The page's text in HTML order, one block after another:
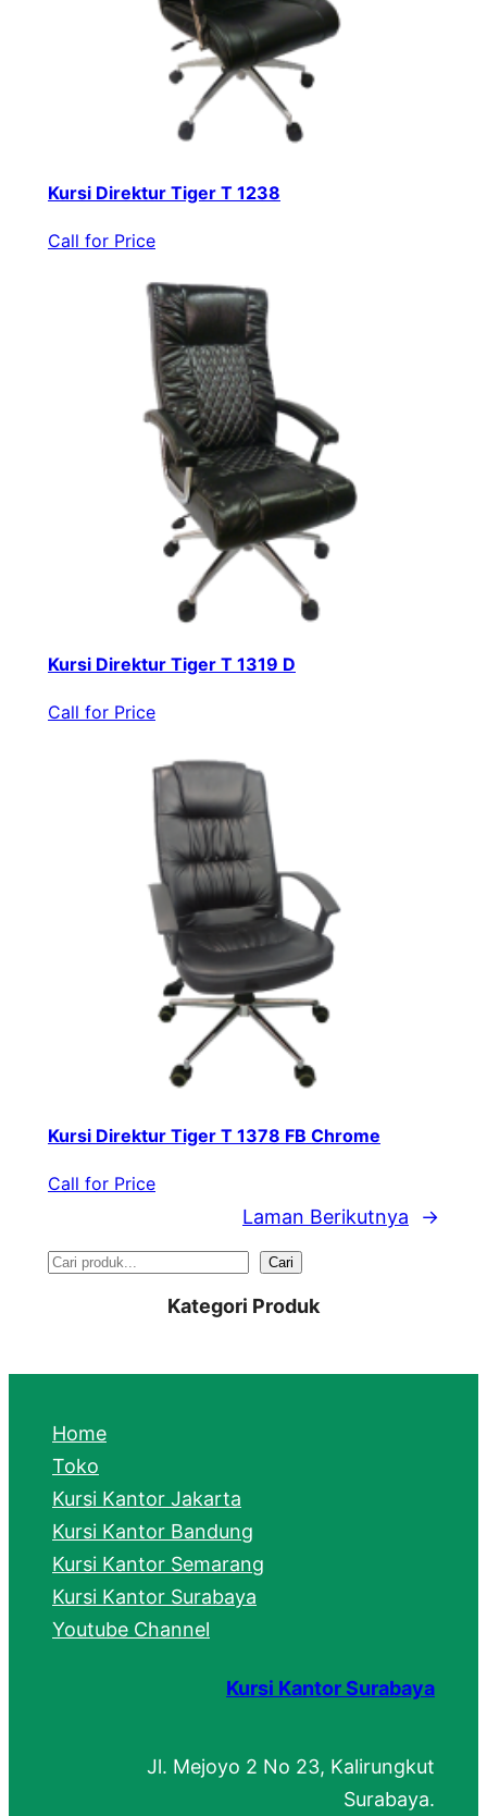
Kursi Direktur Tiger T 1238
Call for Price
Kursi Direktur Tiger T 1319 D
Call for Price
Kursi Direktur Tiger T 1378 FB Chrome
Call for Price
Laman Berikutnya →
S
r
h
Cari
Kategori Produk
Home
Toko
Kursi Kantor Jakarta
Kursi Kantor Bandung
Kursi Kantor Semarang
Kursi Kantor Surabaya
Youtube Channel
Kursi Kantor Surabaya
Jl. Mejoyo 2 No 23, Kalirungkut
Surabaya.